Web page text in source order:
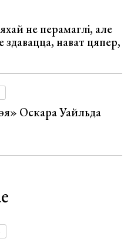
не перамаглі, але
здавацца, нават цяпер,
Оскара Уайльда